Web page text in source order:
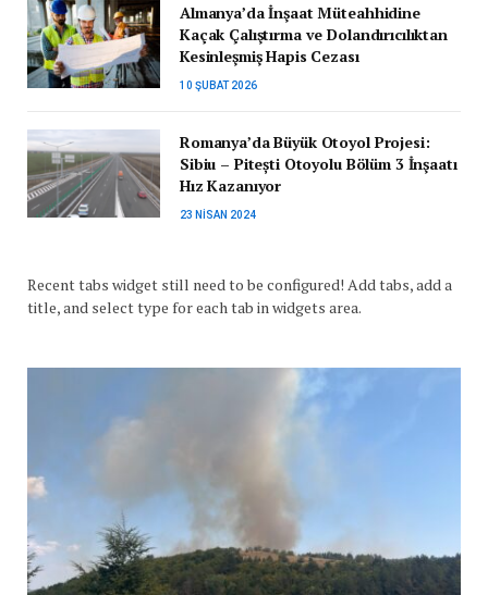
Almanya’da İnşaat Müteahhidine
Kaçak Çalıştırma ve Dolandırıcılıktan
Kesinleşmiş Hapis Cezası
10 ŞUBAT 2026
Romanya’da Büyük Otoyol Projesi:
Sibiu – Pitești Otoyolu Bölüm 3 İnşaatı
Hız Kazanıyor
23 NISAN 2024
Recent tabs widget still need to be configured! Add tabs, add a
title, and select type for each tab in widgets area.